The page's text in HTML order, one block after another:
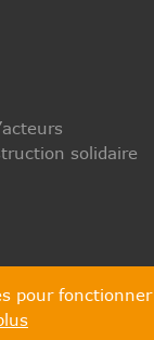
pour fonctionner
solidaire